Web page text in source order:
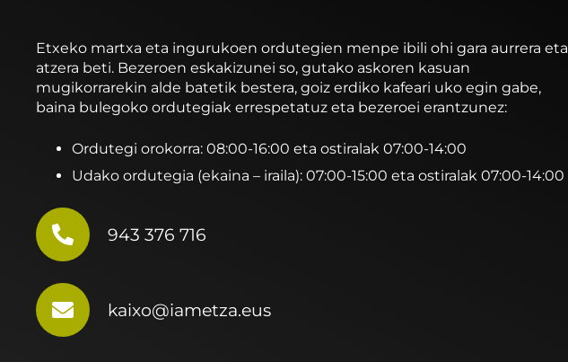
Etxeko martxa eta ingurukoen ordutegien menpe ibili ohi gara aurrera eta
atzera beti. Bezeroen eskakizunei so, gutako askoren kasuan
mugikorrarekin alde batetik bestera, goiz erdiko kafeari uko egin gabe,
baina bulegoko ordutegiak errespetatuz eta bezeroei erantzunez:
Ordutegi orokorra: 08:00-16:00 eta ostiralak 07:00-14:00
Udako ordutegia (ekaina – iraila): 07:00-15:00 eta ostiralak 07:00-14:00
943 376 716
kaixo@iametza.eus